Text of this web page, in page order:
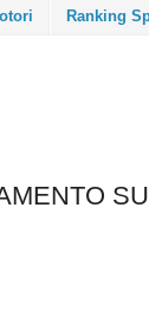
Ranking